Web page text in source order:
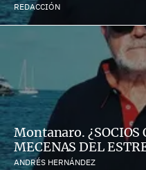
REDACCIÓN
Montanaro. ¿SOCIOS
MECENAS DEL
ANDRÉS HERNÁNDEZ